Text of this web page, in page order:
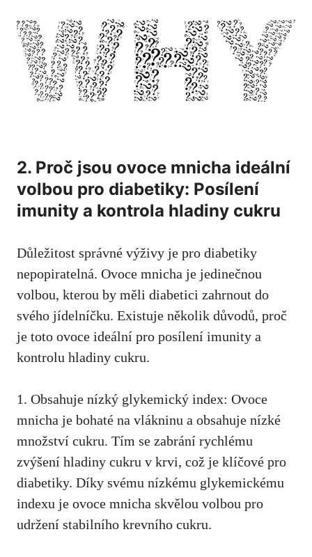
2. Proč jsou ovoce mnicha⁤ ideální
volbou ⁢pro diabetiky: Posílení
imunity a ​kontrola hladiny cukru
Důležitost správné⁣ výživy je pro diabetiky
nepopiratelná. Ovoce mnicha je jedinečnou
volbou, kterou ⁣by měli diabetici ⁣zahrnout do
svého jídelníčku. Existuje několik důvodů, proč
je toto ovoce ideální pro‍ posílení imunity a
kontrolu hladiny‌ cukru.
1. Obsahuje ⁤nízký glykemický index: Ovoce​
mnicha je bohaté na vlákninu a obsahuje nízké
množství cukru. Tím se zabrání rychlému
zvýšení hladiny cukru v krvi, což je klíčové pro
diabetiky. Díky svému ‌nízkému glykemickému⁢
indexu je ovoce mnicha skvělou volbou pro
‍udržení​ stabilního ​krevního cukru.